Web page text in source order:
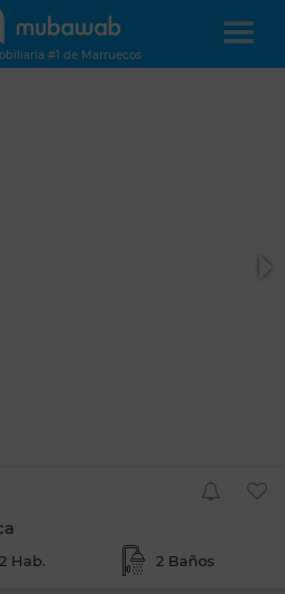
#1 de Marruecos
2 Hab. 2 Baños